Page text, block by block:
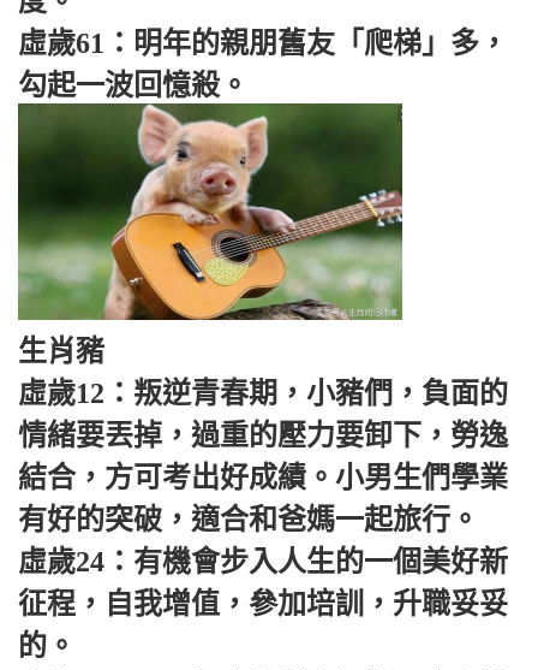
虛歲61：明年的親朋舊友「爬梯」多，
勾起一波回憶殺。
生肖豬
虛歲12：叛逆青春期，小豬們，負面的
情緒要丟掉，過重的壓力要卸下，勞逸
結合，方可考出好成績。小男生們學業
有好的突破，適合和爸媽一起旅行。
虛歲24：有機會步入人生的一個美好新
征程，自我增值，參加培訓，升職妥妥
的。